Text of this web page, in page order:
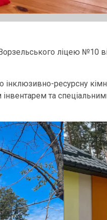
ліцею №10
інклюзивно-ресурсну
та